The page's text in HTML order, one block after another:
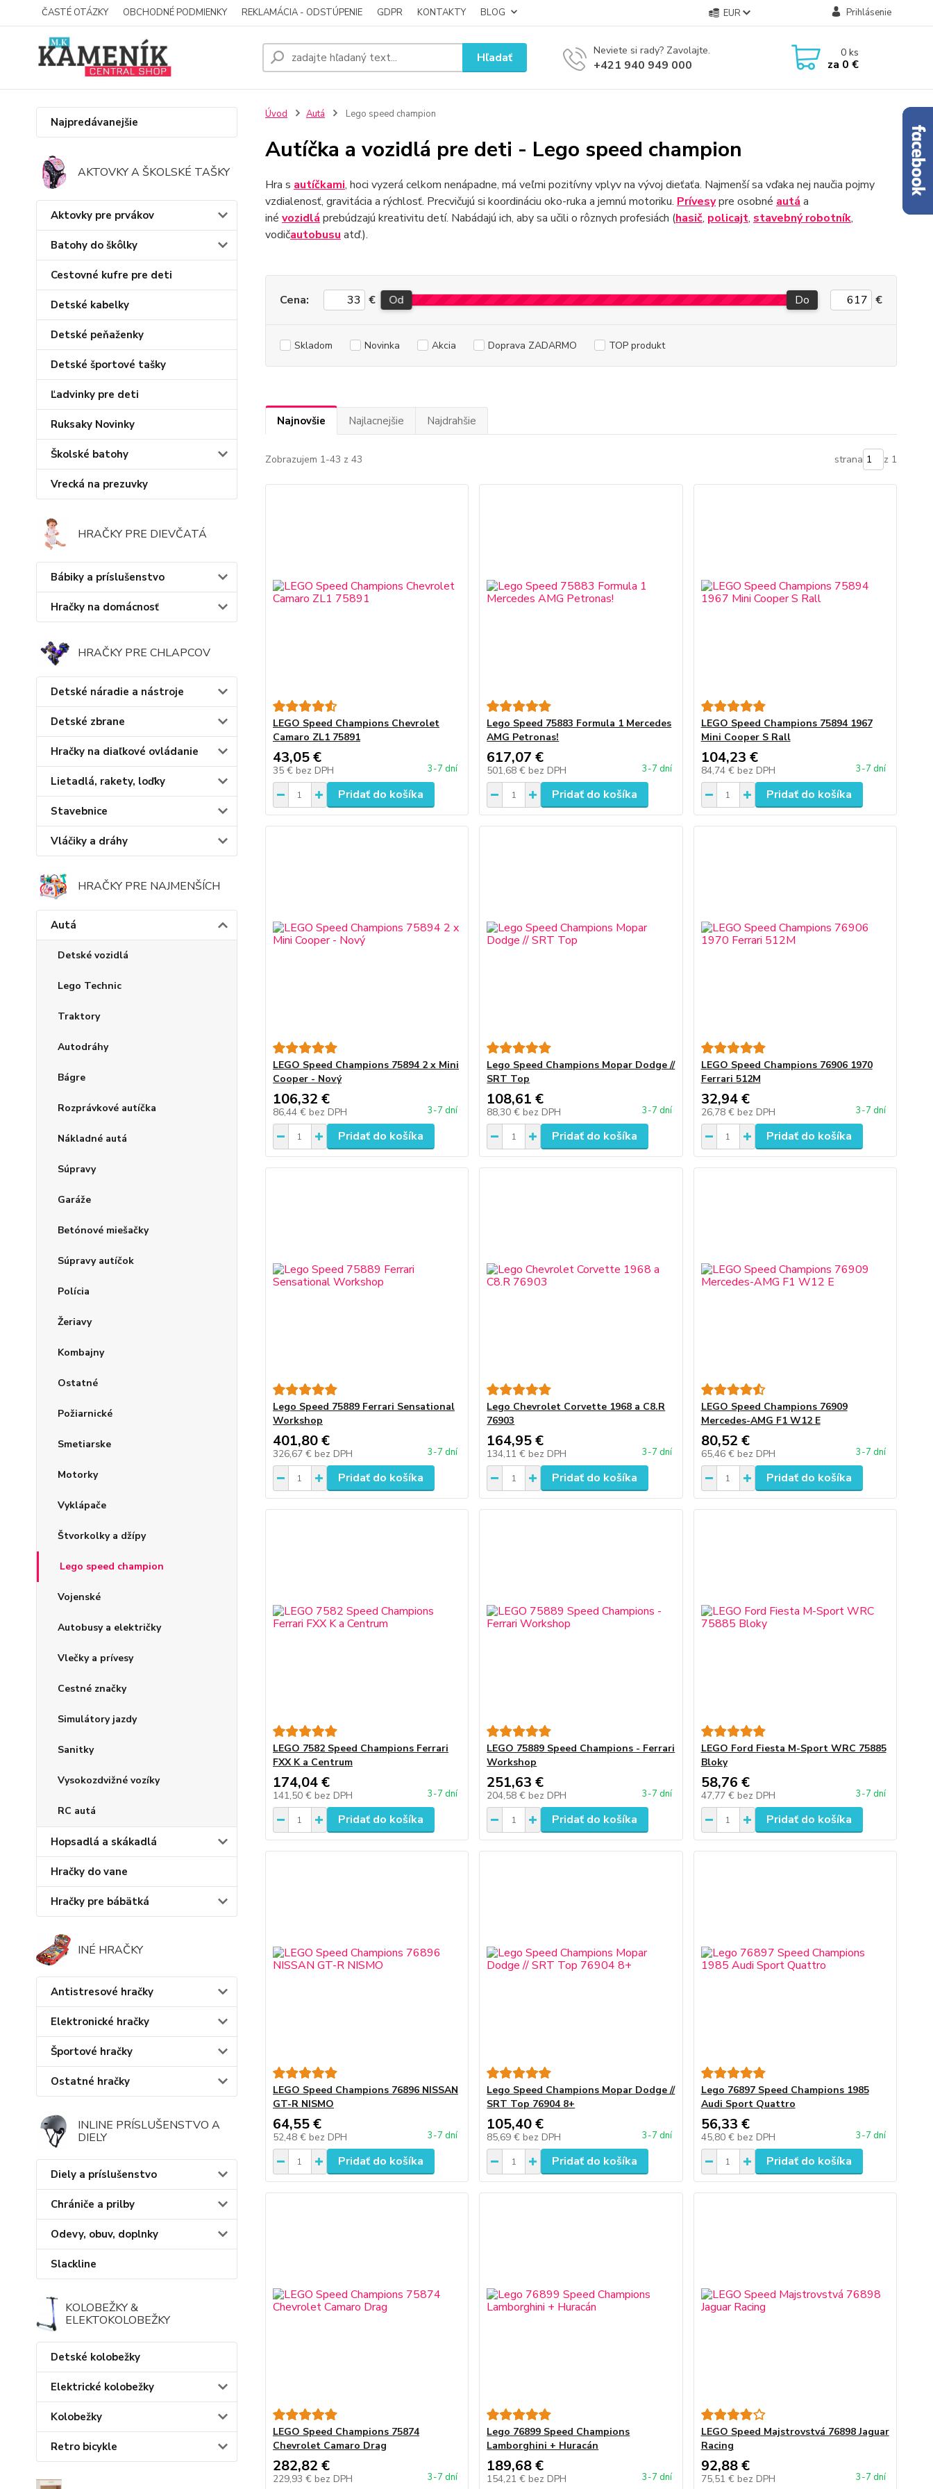
ČASTÉ OTÁZKY OBCHODNÉ PODMIENKY REKLAMÁCIA - ODSTÚPENIE GDPR KONTAKTY BLOG EUR Prihlásenie
Hľadať Neviete si rady? Zavolajte.
+421 940 949 000
0ks
za 0 €
Najpredávanejšie
AKTOVKY A ŠKOLSKÉ TAŠKY
Aktovky pre prvákov
Batohy do škôlky
Cestovné kufre pre deti
Detské kabelky
Detské peňaženky
Detské športové tašky
Ľadvinky pre deti
Ruksaky Novinky
Školské batohy
Vrecká na prezuvky
HRAČKY PRE DIEVČATÁ
Bábiky a príslušenstvo
Hračky na domácnosť
HRAČKY PRE CHLAPCOV
Detské náradie a nástroje
Detské zbrane
Hračky na diaľkové ovládanie
Lietadlá, rakety, loďky
Stavebnice
Vláčiky a dráhy
HRAČKY PRE NAJMENŠÍCH
Autá
Detské vozidlá
Lego Technic
Traktory
Autodráhy
Bágre
Rozprávkové autíčka
Nákladné autá
Súpravy
Garáže
Betónové miešačky
Súpravy autíčok
Polícia
Žeriavy
Kombajny
Ostatné
Požiarnické
Smetiarske
Motorky
Vyklápače
Štvorkolky a džípy
Lego speed champion
Vojenské
Autobusy a električky
Vlečky a prívesy
Cestné značky
Simulátory jazdy
Sanitky
Vysokozdvižné vozíky
RC autá
Hopsadlá a skákadlá
Hračky do vane
Hračky pre bábätká
INÉ HRAČKY
Antistresové hračky
Elektronické hračky
Športové hračky
Ostatné hračky
INLINE PRÍSLUŠENSTVO A
DIELY
Diely a príslušenstvo
Chrániče a prilby
Odevy, obuv, doplnky
Slackline
KOLOBEŽKY &
ELEKTOKOLOBEŽKY
Detské kolobežky
Elektrické kolobežky
Kolobežky
Retro bicykle
Úvod Autá Lego speed champion
Autíčka a vozidlá pre deti - Lego speed champion
Hra s autíčkami, hoci vyzerá celkom nenápadne, má veľmi pozitívny vplyv na vývoj dieťaťa. Najmenší sa vďaka nej naučia pojmy
vzdialenosť, gravitácia a rýchlosť. Precvičujú si koordináciu oko-ruka a jemnú motoriku. Prívesypre osobné autá a
iné vozidlá prebúdzajú kreativitu detí. Nabádajú ich, aby sa učili o rôznych profesiách (hasič, policajt, ​​ stavebný robotník,
vodičautobusu atď.).
Cena: € Od Do €
Skladom Novinka Akcia Doprava ZADARMO TOP produkt
Najnovšie Najlacnejšie Najdrahšie
Zobrazujem 1-43 z 43 strana z 1
LEGO Speed Champions Chevrolet
Camaro ZL1 75891
43,05 €
35 € bez DPH 3-7 dní
Pridať do košíka
Lego Speed 75883 Formula 1 Mercedes
AMG Petronas!
617,07 €
501,68 € bez DPH 3-7 dní
Pridať do košíka
LEGO Speed Champions 75894 1967
Mini Cooper S Rall
104,23 €
84,74 € bez DPH 3-7 dní
Pridať do košíka
LEGO Speed Champions 75894 2 x Mini
Cooper - Nový
106,32 €
86,44 € bez DPH 3-7 dní
Pridať do košíka
Lego Speed Champions Mopar Dodge //
SRT Top
108,61 €
88,30 € bez DPH 3-7 dní
Pridať do košíka
LEGO Speed Champions 76906 1970
Ferrari 512M
32,94 €
26,78 € bez DPH 3-7 dní
Pridať do košíka
Lego Speed 75889 Ferrari Sensational
Workshop
401,80 €
326,67 € bez DPH 3-7 dní
Pridať do košíka
Lego Chevrolet Corvette 1968 a C8.R
76903
164,95 €
134,11 € bez DPH 3-7 dní
Pridať do košíka
LEGO Speed Champions 76909
Mercedes-AMG F1 W12 E
80,52 €
65,46 € bez DPH 3-7 dní
Pridať do košíka
LEGO 7582 Speed Champions Ferrari
FXX K a Centrum
174,04 €
141,50 € bez DPH 3-7 dní
Pridať do košíka
LEGO 75889 Speed Champions - Ferrari
Workshop
251,63 €
204,58 € bez DPH 3-7 dní
Pridať do košíka
LEGO Ford Fiesta M-Sport WRC 75885
Bloky
58,76 €
47,77 € bez DPH 3-7 dní
Pridať do košíka
LEGO Speed Champions 76896 NISSAN
GT-R NISMO
64,55 €
52,48 € bez DPH 3-7 dní
Pridať do košíka
Lego Speed Champions Mopar Dodge //
SRT Top 76904 8+
105,40 €
85,69 € bez DPH 3-7 dní
Pridať do košíka
Lego 76897 Speed Champions 1985
Audi Sport Quattro
56,33 €
45,80 € bez DPH 3-7 dní
Pridať do košíka
LEGO Speed Champions 75874
Chevrolet Camaro Drag
282,82 €
229,93 € bez DPH 3-7 dní
Lego 76899 Speed Champions
Lamborghini + Huracán
189,68 €
154,21 € bez DPH 3-7 dní
LEGO Speed Majstrovstvá 76898 Jaguar
Racing
92,88 €
75,51 € bez DPH 3-7 dní